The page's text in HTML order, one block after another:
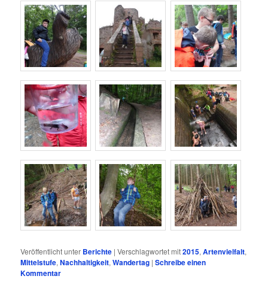
Veröffentlicht unter Berichte |Verschlagwortet mit2015,Artenvielfalt,
Mittelstufe,Nachhaltigkeit,Wandertag |Schreibe einen
Kommentar